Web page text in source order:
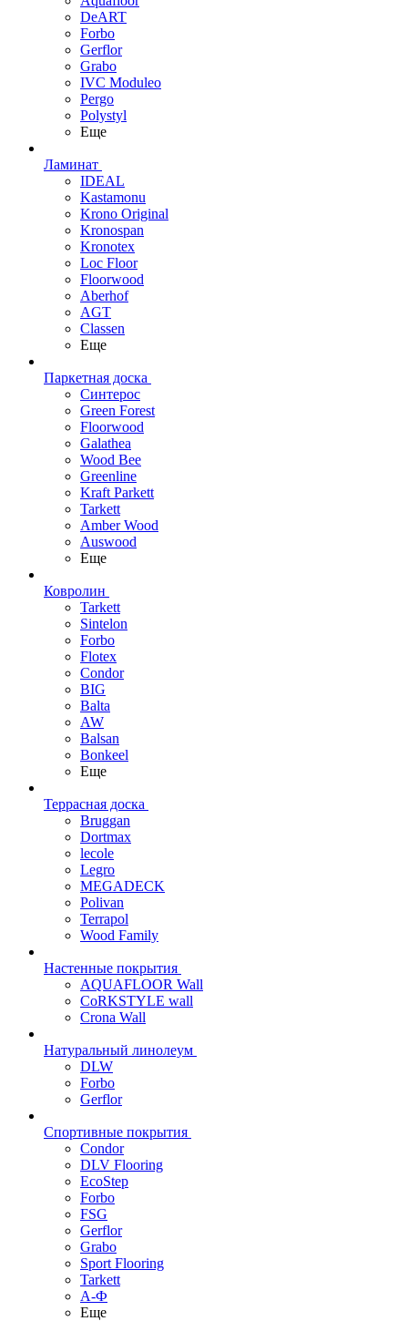
DeART
Forbo
Gerflor
Grabo
IVC Moduleo
Pergo
Polystyl
Еще
Ламинат
IDEAL
Kastamonu
Krono Original
Kronospan
Kronotex
Loc Floor
Floorwood
Aberhof
AGT
Classen
Еще
Паркетная доска
Синтерос
Green Forest
Floorwood
Galathea
Wood Bee
Greenline
Kraft Parkett
Tarkett
Amber Wood
Auswood
Еще
Ковролин
Tarkett
Sintelon
Forbo
Flotex
Condor
BIG
Balta
AW
Balsan
Bonkeel
Еще
Террасная доска
Bruggan
Dortmax
lecole
Legro
MEGADECK
Polivan
Terrapol
Wood Family
Настенные покрытия
AQUAFLOOR Wall
CoRKSTYLE wall
Crona Wall
Натуральный линолеум
DLW
Forbo
Gerflor
Спортивные покрытия
Condor
DLV Flooring
EcoStep
Forbo
FSG
Gerflor
Grabo
Sport Flooring
Tarkett
А-Ф
Еще